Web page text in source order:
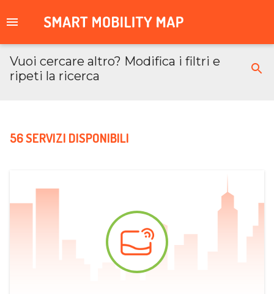
Vuoi cercare altro? Modifica i filtri e
ripeti la ricerca
56 SERVIZI DISPONIBILI